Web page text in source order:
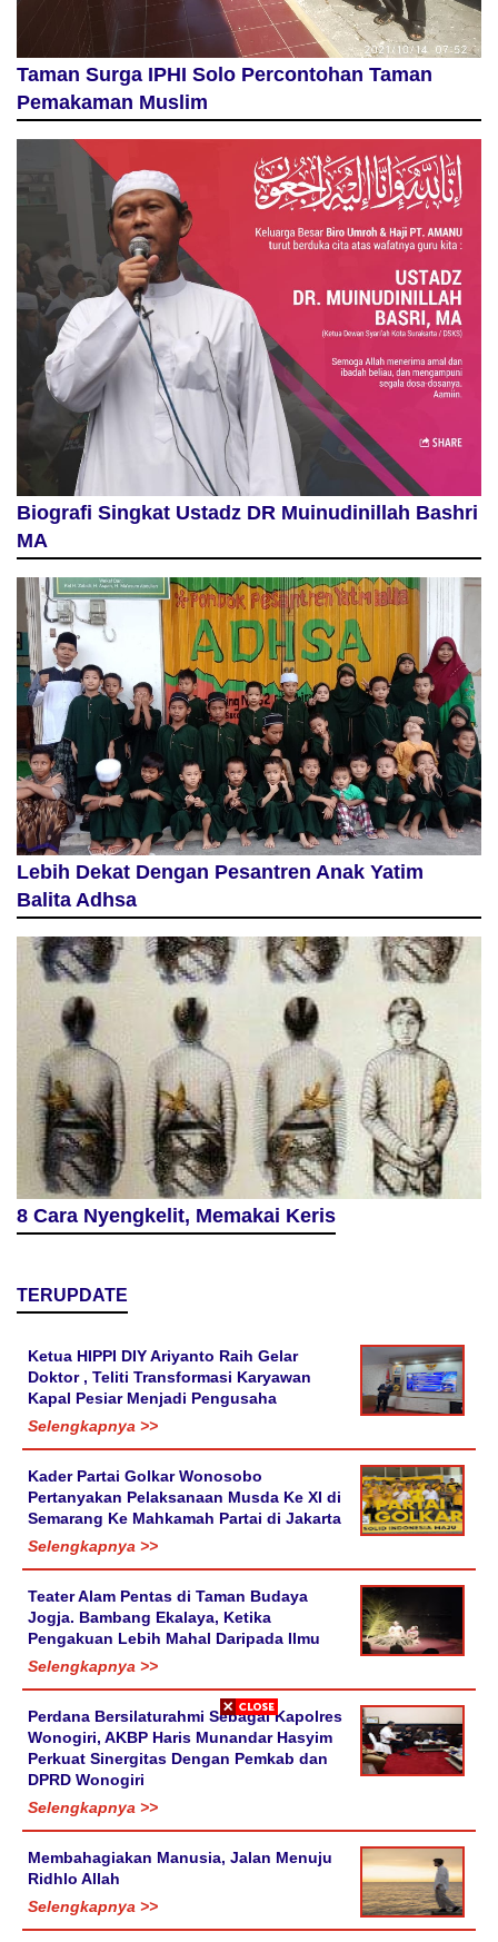
Taman Surga IPHI Solo Percontohan Taman
Pemakaman Muslim
Biografi Singkat Ustadz DR Muinudinillah Bashri
MA
Lebih Dekat Dengan Pesantren Anak Yatim
Balita Adhsa
8 Cara Nyengkelit, Memakai Keris
TERUPDATE
Ketua HIPPI DIY Ariyanto Raih Gelar
Doktor , Teliti Transformasi Karyawan
Kapal Pesiar Menjadi Pengusaha
Selengkapnya >>
Kader Partai Golkar Wonosobo
Pertanyakan Pelaksanaan Musda Ke XI di
Semarang Ke Mahkamah Partai di Jakarta
Selengkapnya >>
Teater Alam Pentas di Taman Budaya
Jogja. Bambang Ekalaya, Ketika
Pengakuan Lebih Mahal Daripada Ilmu
Selengkapnya >>
Perdana Bersilaturahmi Sebagai Kapolres
Wonogiri, AKBP Haris Munandar Hasyim
Perkuat Sinergitas Dengan Pemkab dan
DPRD Wonogiri
Selengkapnya >>
Membahagiakan Manusia, Jalan Menuju
Ridhlo Allah
Selengkapnya >>